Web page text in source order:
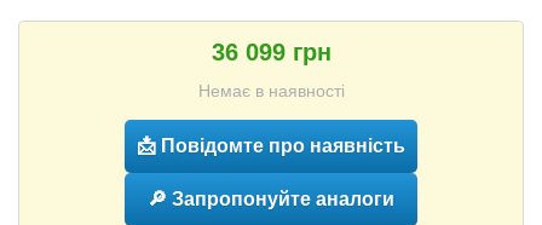
36 099 грн
Немає в наявності
📩 Повідомте про наявність
🔎 Запропонуйте аналоги